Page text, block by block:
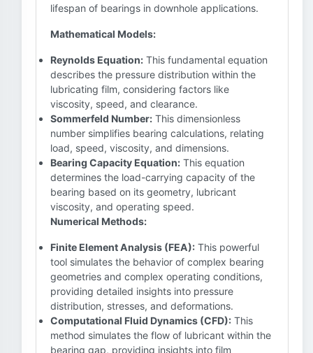
lifespan of bearings in downhole applications.
Mathematical Models:
Reynolds Equation: This fundamental equation
describes the pressure distribution within the
lubricating film, considering factors like
viscosity, speed, and clearance.
Sommerfeld Number: This dimensionless
number simplifies bearing calculations, relating
load, speed, viscosity, and dimensions.
Bearing Capacity Equation: This equation
determines the load-carrying capacity of the
bearing based on its geometry, lubricant
viscosity, and operating speed.
Numerical Methods:
Finite Element Analysis (FEA): This powerful
tool simulates the behavior of complex bearing
geometries and complex operating conditions,
providing detailed insights into pressure
distribution, stresses, and deformations.
Computational Fluid Dynamics (CFD): This
method simulates the flow of lubricant within the
bearing gap, providing insights into film